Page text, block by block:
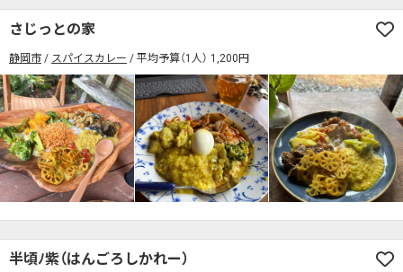
さじっとの家
静岡市 スパイスカレー 平均予算（1人） 1,200円
半頃ﾉ紫（はんごろしかれー）